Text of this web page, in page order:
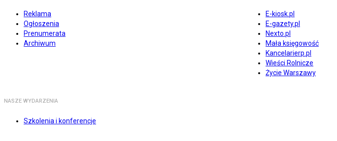
Reklama
Ogłoszenia
Prenumerata
Archiwum
E-kiosk.pl
E-gazety.pl
Nexto.pl
Mała księgowość
Kancelarierp.pl
Wieści Rolnicze
Życie Warszawy
NASZE WYDARZENIA
Szkolenia i konferencje